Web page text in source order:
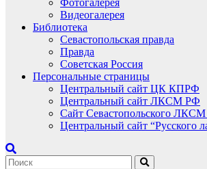
Фотогалерея
Видеогалерея
Библиотека
Севастопольская правда
Правда
Советская Россия
Персональные страницы
Центральный сайт ЦК КПРФ
Центральный сайт ЛКСМ РФ
Сайт Севастопольского
Центральный сайт “Русского